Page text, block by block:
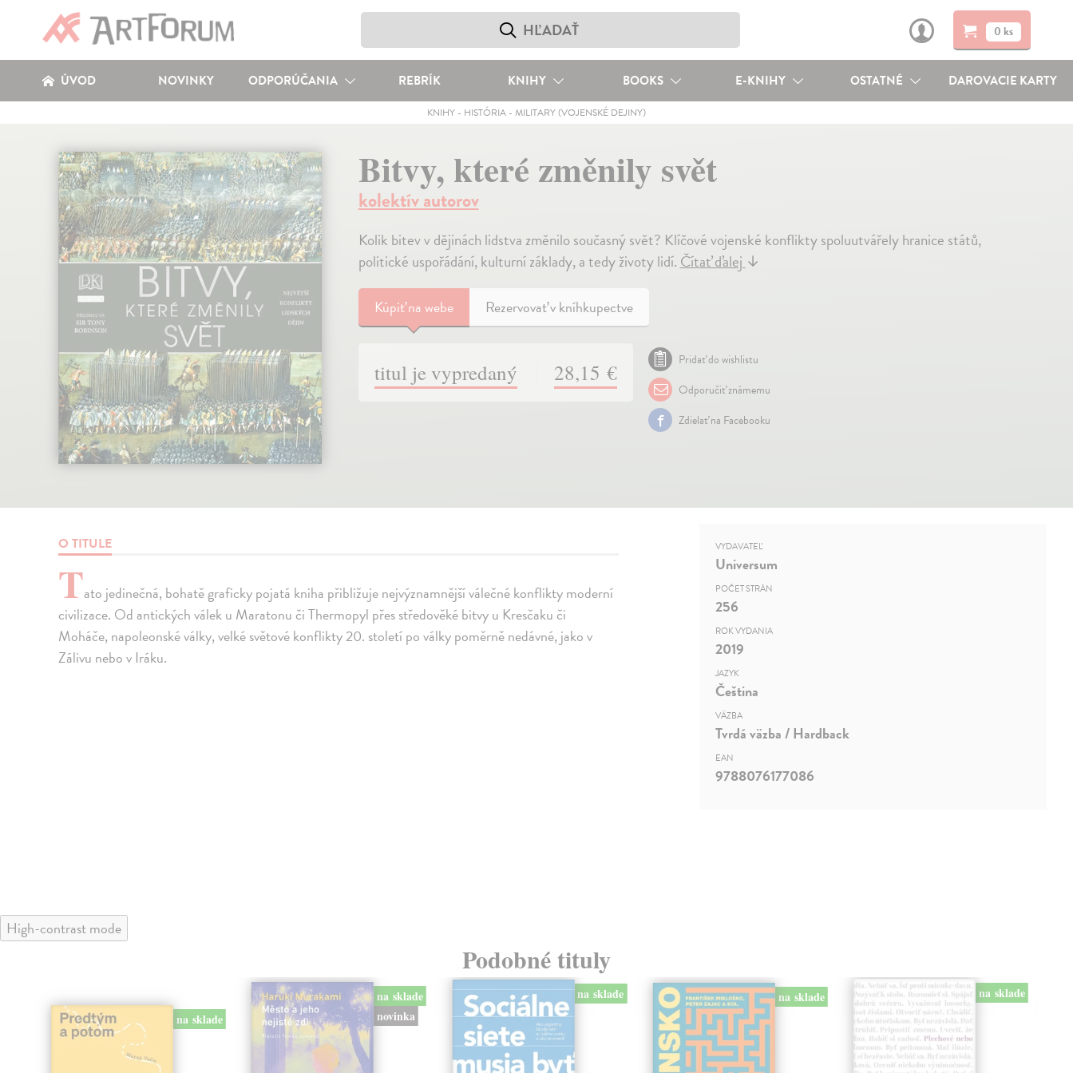
0 ks
ÚVOD NOVINKY ODPORÚČANIA REBRÍK KNIHY BOOKS E-KNIHY OSTATNÉ DAROVACIE KARTY
KNIHY- HISTÓRIA- MILITARY (VOJENSKÉ DEJINY)
Bitvy, které změnily svět
kolektív autorov
Kolik bitev v dějinách lidstva změnilo současný svět? Klíčové vojenské konflikty spoluutvářely hranice států,
politické uspořádání, kulturní základy, a tedy životy lidí.Čítať ďalej↓
Kúpiťna webe Rezervovať v kníhkupectve
titul je vypredaný 28,15 €
Pridať do wishlistu
Odporučiť známemu
Zdielať na Facebooku
O TITULE
Tato jedinečná, bohatě graficky pojatá kniha přibližuje nejvýznamnější válečné konflikty moderní
civilizace. Od antických válek u Maratonu či Thermopyl přes středověké bitvy u Kresčaku či
Moháče, napoleonské války, velké světové konflikty 20. století po války poměrně nedávné, jako v
Zálivu nebo v Iráku.
VYDAVATEĽ
Universum
POČET STRÁN
256
ROK VYDANIA
2019
JAZYK
Čeština
VÄZBA
Tvrdá väzba / Hardback
EAN
9788076177086
High-contrast mode
Podobné tituly
na sklade
na sklade
novinka
na sklade na sklade na sklade